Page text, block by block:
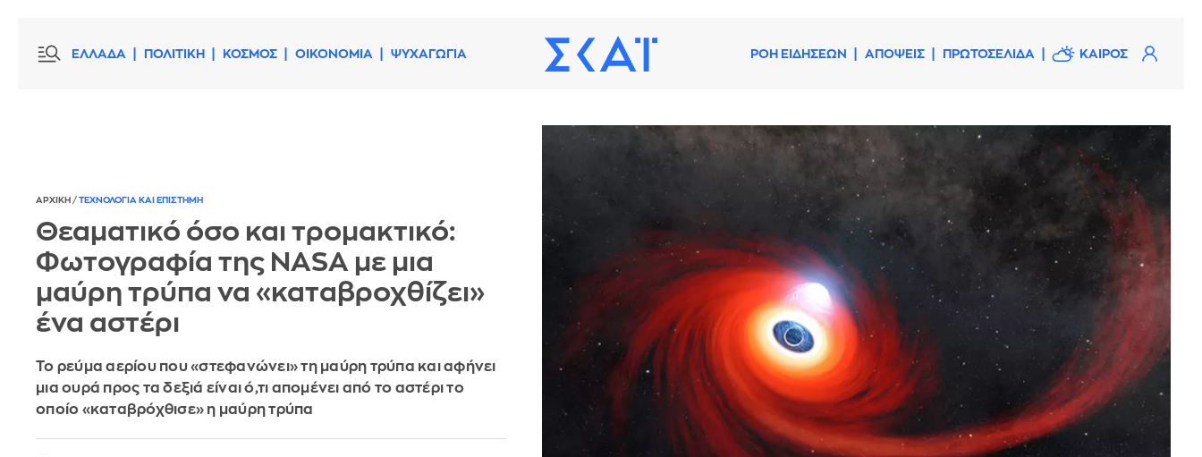
ΕΛΛΑΔΑ ΠΟΛΙΤΙΚΗ ΚΟΣΜΟΣ ΟΙΚΟΝΟΜΙΑ ΨΥΧΑΓΩΓΙΑ ΡΟΗ ΕΙΔΗΣΕΩΝ ΑΠΟΨΕΙΣ ΠΡΩΤΟΣΕΛΙΔΑ ΚΑΙΡΟΣ
ΑΡΧΙΚΗ / ΤΕΧΝΟΛΟΓΙΑ ΚΑΙ ΕΠΙΣΤΗΜΗ
Θεαματικό όσο και τρομακτικό:
Φωτογραφία της NASA με μια
μαύρη τρύπα να «καταβροχθίζει»
ένα αστέρι
Το ρεύμα αερίου που «στεφανώνει» τη μαύρη τρύπα και αφήνει
μια ουρά προς τα δεξιά είναι ό,τι απομένει από το αστέρι το
οποίο «καταβρόχθισε» η μαύρη τρύπα